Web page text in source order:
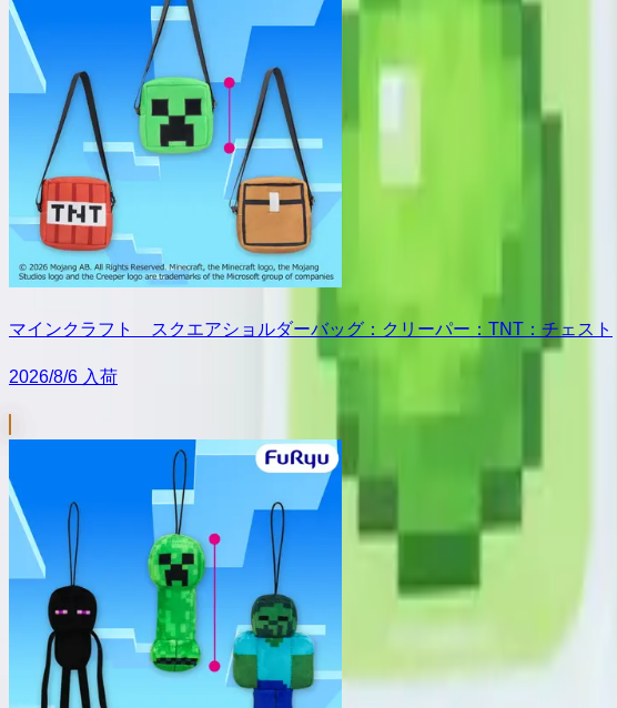
マインクラフト スクエアショルダーバッグ：クリーパー：TNT：チェスト
2026/8/6 入荷